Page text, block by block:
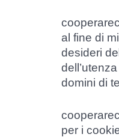
al fine di
desideri
domini di
per i